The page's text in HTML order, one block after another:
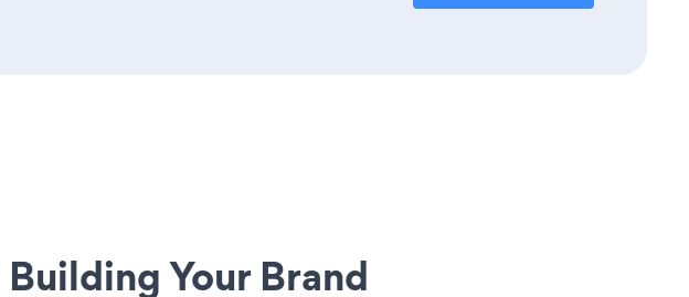
Your Brand